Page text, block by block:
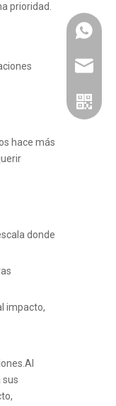
prioridad.
hace más
donde
impacto,
sus